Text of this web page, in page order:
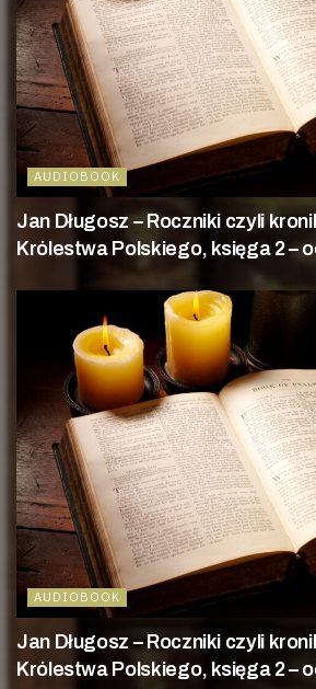
AUDIOBOOK
Jan Długosz – Roczniki czyli
Królestwa Polskiego, księga 2 –
AUDIOBOOK
Jan Długosz – Roczniki czyli
Królestwa Polskiego, księga 2 –